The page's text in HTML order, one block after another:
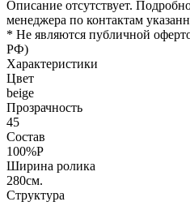
Описание отсутствует.
менеджера по контактам
* Не являются публичной
РФ)
Характеристики
Цвет
beige
Прозрачность
45
Состав
100%P
Ширина ролика
280см.
Структура